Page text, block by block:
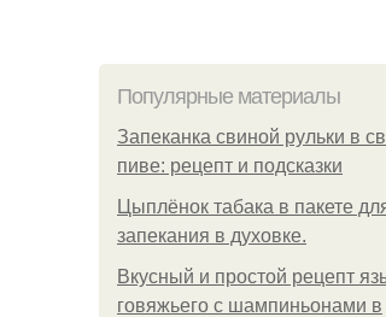
Популярные материалы
Запеканка свиной рульки в
пиве: рецепт и подсказки
Цыплёнок табака в пакете
запекания в духовке.
Вкусный и простой рецепт
говяжьего с шампиньонами в